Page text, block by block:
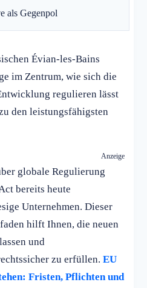
als Gegenpol
Évian-les-Bains
im Zentrum, wie sich die
regulieren lässt
den leistungsfähigsten
Anzeige
globale Regulierung
bereits heute
Unternehmen. Dieser
hilft Ihnen, die neuen
und
zu erfüllen. EU
Fristen, Pflichten und